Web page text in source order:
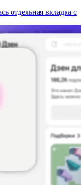
отдельная вкладка с